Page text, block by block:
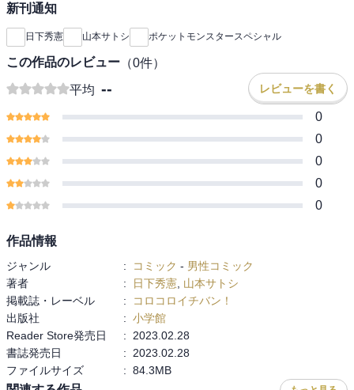
新刊通知
日下秀憲 山本サトシ ポケットモンスタースペシャル
この作品のレビュー （0件）
平均 -- レビューを書く
0
0
0
0
0
作品情報
ジャンル : コミック - 男性コミック
著者
: 日下秀憲 山本サトシ
掲載誌・レーベル
:
コロコロイチバン！
出版社
: 小学館
Reader Store発売日
:
2023.02.28
書誌発売日
:
2023.02.28
ファイルサイズ
: 84.3MB